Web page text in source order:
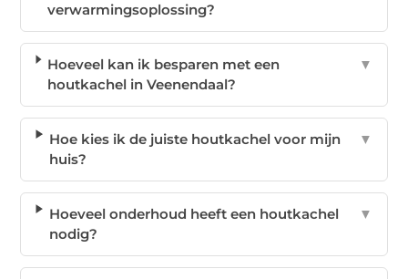
verwarmingsoplossing?
Hoeveel kan ik besparen met een
houtkachel in Veenendaal?
▼
Hoe kies ik de juiste houtkachel voor mijn
huis?
▼
Hoeveel onderhoud heeft een houtkachel
nodig?
▼